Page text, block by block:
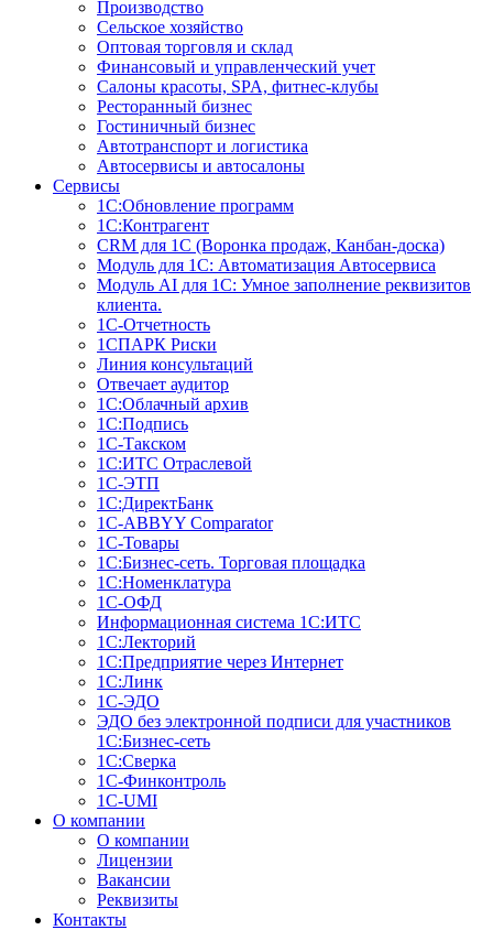
Производство
Сельское хозяйство
Оптовая торговля и склад
Финансовый и управленческий учет
Салоны красоты, SPA, фитнес-клубы
Ресторанный бизнес
Гостиничный бизнес
Автотранспорт и логистика
Автосервисы и автосалоны
Сервисы
1С:Обновление программ
1С:Контрагент
CRM для 1С (Воронка продаж, Канбан-доска)
Модуль для 1С: Автоматизация Автосервиса
Модуль AI для 1С: Умное заполнение реквизитов
клиента.
1С-Отчетность
1СПАРК Риски
Линия консультаций
Отвечает аудитор
1С:Облачный архив
1С:Подпись
1С-Такском
1С:ИТС Отраслевой
1С-ЭТП
1С:ДиректБанк
1C-ABBYY Comparator
1С-Товары
1С:Бизнес-сеть. Торговая площадка
1С:Номенклатура
1С-ОФД
Информационная система 1С:ИТС
1С:Лекторий
1С:Предприятие через Интернет
1С:Линк
1С-ЭДО
ЭДО без электронной подписи для участников
1С:Бизнес-сеть
1С:Сверка
1С-Финконтроль
1C-UMI
О компании
О компании
Лицензии
Вакансии
Реквизиты
Контакты